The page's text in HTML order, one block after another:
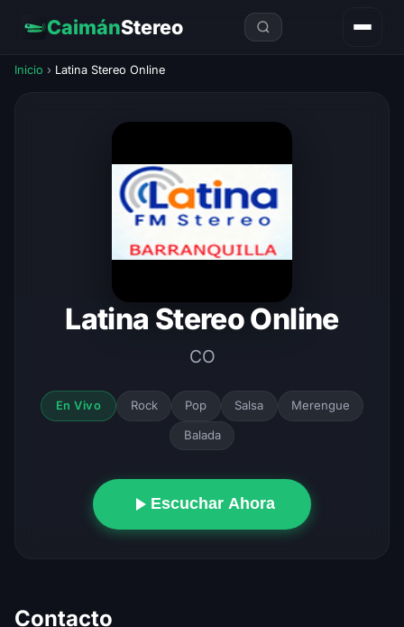
CaimánStereo
Inicio › Latina Stereo Online
Latina Stereo Online
CO
En Vivo Rock Pop Salsa Merengue
Balada
Escuchar Ahora
Contacto